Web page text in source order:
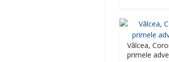
Vâlcea,
primele